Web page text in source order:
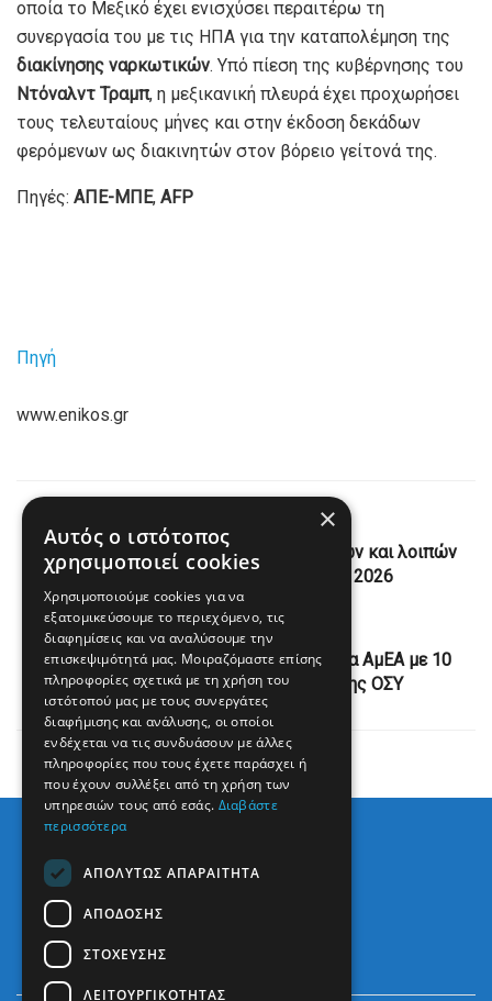
οποία το Μεξικό έχει ενισχύσει περαιτέρω τη
συνεργασία του με τις ΗΠΑ για την καταπολέμηση της
διακίνησης ναρκωτικών. Υπό πίεση της κυβέρνησης του
Ντόναλντ Τραμπ, η μεξικανική πλευρά έχει προχωρήσει
τους τελευταίους μήνες και στην έκδοση δεκάδων
φερόμενων ως διακινητών στον βόρειο γείτονά της.
Πηγές: ΑΠΕ-ΜΠΕ, AFP
Πηγή
www.enikos.gr
Δήμος Πρέβεζας Καθαρισμός οικοπέδων και λοιπών
ακάλυπτων χώρων για το έτος 2026
Next Post
Κ. Κυρανάκης: Δωρεάν μετακινήσεις για ΑμΕΑ με 10
ειδικά διαμορφωμένα οχήματα της ΟΣΥ
×
Αυτός ο ιστότοπος
χρησιμοποιεί cookies
Χρησιμοποιούμε cookies για να
εξατομικεύσουμε το περιεχόμενο, τις
διαφημίσεις και να αναλύσουμε την
επισκεψιμότητά μας. Μοιραζόμαστε επίσης
πληροφορίες σχετικά με τη χρήση του
ιστότοπού μας με τους συνεργάτες
διαφήμισης και ανάλυσης, οι οποίοι
ενδέχεται να τις συνδυάσουν με άλλες
πληροφορίες που τους έχετε παράσχει ή
που έχουν συλλέξει από τη χρήση των
υπηρεσιών τους από εσάς. Διαβάστε
περισσότερα
ΑΠΟΛΎΤΩΣ ΑΠΑΡΑΊΤΗΤΑ
ΑΠΌΔΟΣΗΣ
ΣΤΌΧΕΥΣΗΣ
ΛΕΙΤΟΥΡΓΙΚΌΤΗΤΑΣ